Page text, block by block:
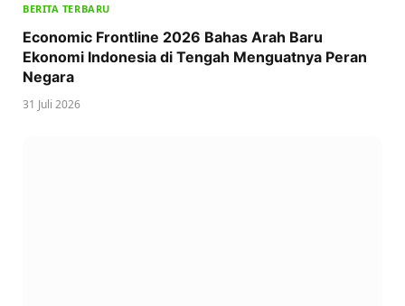
BERITA TERBARU
Economic Frontline 2026 Bahas Arah Baru
Ekonomi Indonesia di Tengah Menguatnya Peran
Negara
31 Juli 2026